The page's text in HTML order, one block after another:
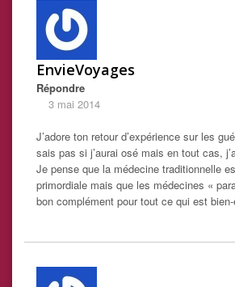
EnvieVoyages
Répondre
3 mai 2014
J’adore ton retour d’expérience sur les
sais pas si j’aurai osé mais en tout cas,
Je pense que la médecine traditionnelle
primordiale mais que les médecines «
bon complément pour tout ce qui est